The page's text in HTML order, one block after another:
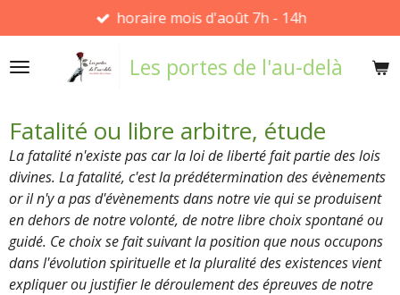
au
contenu
Les portes de l'au-delà
horaire mois d'août 7h - 14h
Fatalité ou libre arbitre, étude
La fatalité n'existe pas car la loi de liberté fait partie des lois
divines. La fatalité, c'est la prédétermination des évènements
or il n'y a pas d'évènements dans notre vie qui se produisent
en dehors de notre volonté, de notre libre choix spontané ou
guidé. Ce choix se fait suivant la position que nous occupons
dans l'évolution spirituelle et la pluralité des existences vient
expliquer ou justifier le déroulement des épreuves de notre